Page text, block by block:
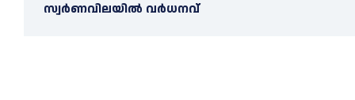
സ്വർണവിലയിൽ വർധനവ്